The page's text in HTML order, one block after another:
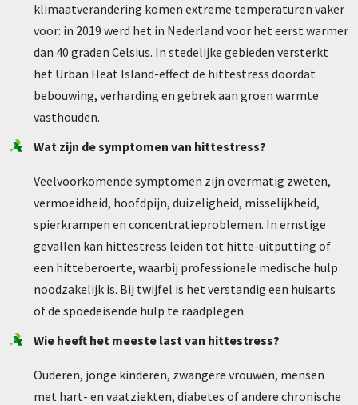
klimaatverandering komen extreme temperaturen vaker
voor: in 2019 werd het in Nederland voor het eerst warmer
dan 40 graden Celsius. In stedelijke gebieden versterkt
het Urban Heat Island-effect de hittestress doordat
bebouwing, verharding en gebrek aan groen warmte
vasthouden.
Wat zijn de symptomen van hittestress?
Veelvoorkomende symptomen zijn overmatig zweten,
vermoeidheid, hoofdpijn, duizeligheid, misselijkheid,
spierkrampen en concentratieproblemen. In ernstige
gevallen kan hittestress leiden tot hitte-uitputting of
een hitteberoerte, waarbij professionele medische hulp
noodzakelijk is. Bij twijfel is het verstandig een huisarts
of de spoedeisende hulp te raadplegen.
Wie heeft het meeste last van hittestress?
Ouderen, jonge kinderen, zwangere vrouwen, mensen
met hart- en vaatziekten, diabetes of andere chronische